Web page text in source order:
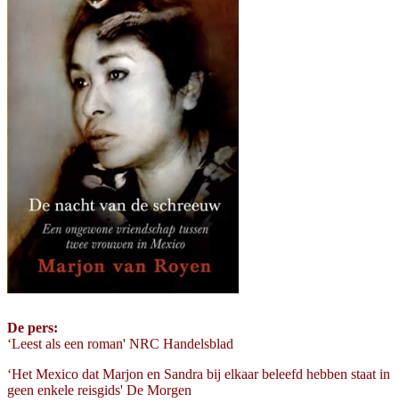
De pers:
‘Leest als een roman' NRC Handelsblad
‘Het Mexico dat Marjon en Sandra bij elkaar beleefd hebben staat in
geen enkele reisgids' De Morgen